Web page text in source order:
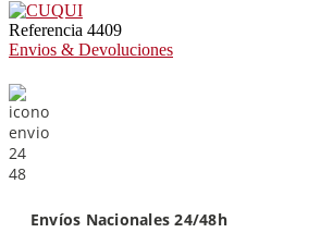
Referencia 4409
Envios & Devoluciones
Envíos Nacionales 24/48h